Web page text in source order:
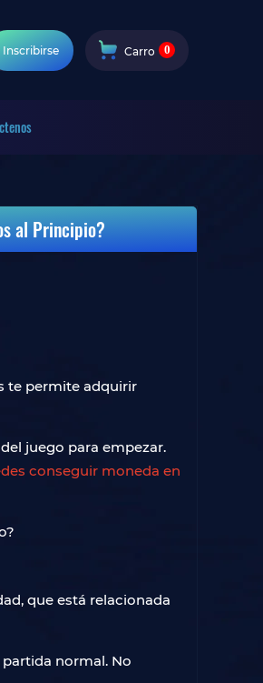
Inscribirse Carro 0
al Principio?
te permite adquirir
juego para empezar.
conseguir moneda en
que está relacionada
normal. No